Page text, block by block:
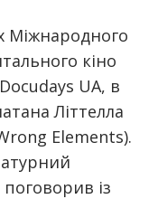
Міжнародного
кіно
UA, в
Літтелла
Elements).
із